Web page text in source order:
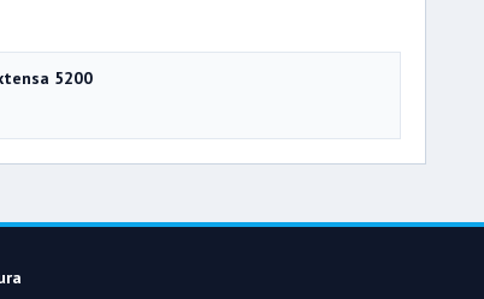
5200